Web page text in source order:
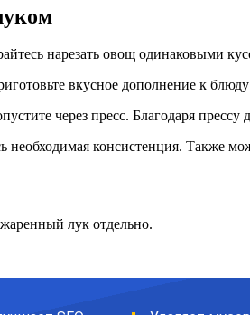
нарезать овощ одинаковыми
вкусное дополнение к
через пресс. Благодаря
необходимая консистенция. Также
лук отдельно.